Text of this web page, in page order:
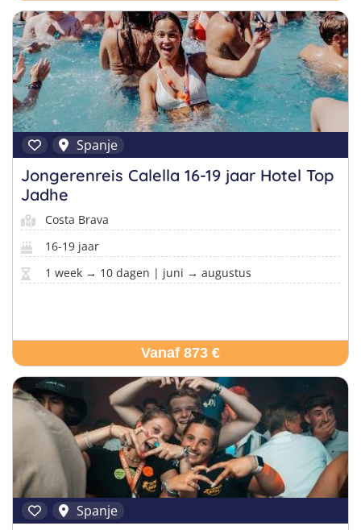
Spanje
Jongerenreis Calella 16-19 jaar Hotel Top
Jadhe
Costa Brava
16-19 jaar
1 week → 10 dagen | juni → augustus
Vanaf 873 €
Spanje